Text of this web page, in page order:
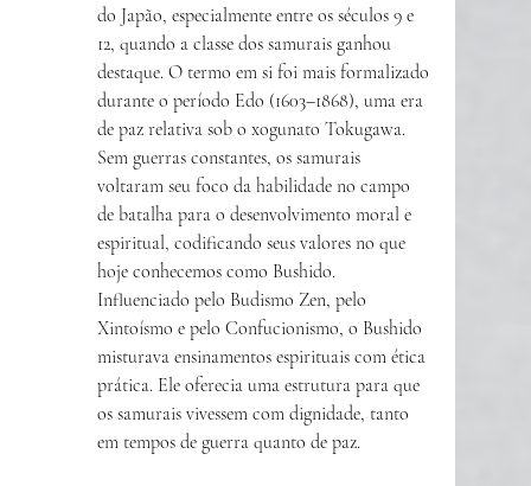
do Japão, especialmente entre os séculos 9 e
12, quando a classe dos samurais ganhou
destaque. O termo em si foi mais formalizado
durante o período Edo (1603–1868), uma era
de paz relativa sob o xogunato Tokugawa.
Sem guerras constantes, os samurais
voltaram seu foco da habilidade no campo
de batalha para o desenvolvimento moral e
espiritual, codificando seus valores no que
hoje conhecemos como Bushido.
Influenciado pelo Budismo Zen, pelo
Xintoísmo e pelo Confucionismo, o Bushido
misturava ensinamentos espirituais com ética
prática. Ele oferecia uma estrutura para que
os samurais vivessem com dignidade, tanto
em tempos de guerra quanto de paz.